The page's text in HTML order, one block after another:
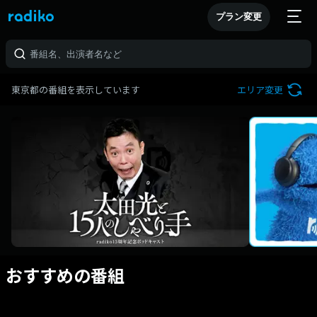
プラン変更
東京都の番組を表示しています エリア変更
おすすめの番組